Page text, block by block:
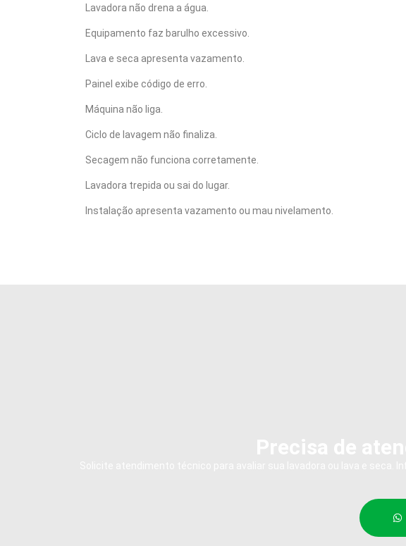
Lavadora não drena a água.
Equipamento faz barulho excessivo.
Lava e seca apresenta vazamento.
Painel exibe código de erro.
Máquina não liga.
Ciclo de lavagem não finaliza.
Secagem não funciona corretamente.
Lavadora trepida ou sai do lugar.
Instalação apresenta vazamento ou mau nivelamento.